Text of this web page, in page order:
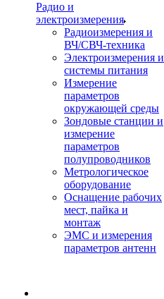
Радио и
электроизмерения
Радиоизмерения и
ВЧ/СВЧ-техника
Электроизмерения и
системы питания
Измерение
параметров
окружающей среды
Зондовые станции и
измерение
параметров
полупроводников
Метрологическое
оборудование
Оснащение рабочих
мест, пайка и
монтаж
ЭМС и измерения
параметров антенн